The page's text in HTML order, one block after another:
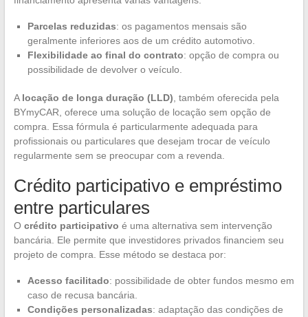
Parcelas reduzidas: os pagamentos mensais são
geralmente inferiores aos de um crédito automotivo.
Flexibilidade ao final do contrato: opção de compra ou
possibilidade de devolver o veículo.
A locação de longa duração (LLD) , também oferecida pela
BYmyCAR, oferece uma solução de locação sem opção de
compra. Essa fórmula é particularmente adequada para
profissionais ou particulares que desejam trocar de veículo
regularmente sem se preocupar com a revenda.
Crédito participativo e empréstimo
entre particulares
O crédito participativo é uma alternativa sem intervenção
bancária. Ele permite que investidores privados financiem seu
projeto de compra. Esse método se destaca por:
Acesso facilitado: possibilidade de obter fundos mesmo em
caso de recusa bancária.
Condições personalizadas: adaptação das condições de